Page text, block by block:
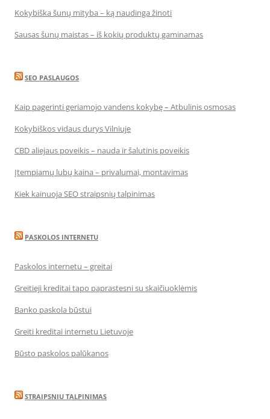
Kokybiška šunų mityba – ką naudinga žinoti
Sausas šunų maistas – iš kokių produktų gaminamas
SEO PASLAUGOS
Kaip pagerinti geriamojo vandens kokybę – Atbulinis osmosas
Kokybiškos vidaus durys Vilniuje
CBD aliejaus poveikis – nauda ir šalutinis poveikis
Įtempiamų lubų kaina – privalumai, montavimas
Kiek kainuoja SEO straipsnių talpinimas
PASKOLOS INTERNETU
Paskolos internetu – greitai
Greitieji kreditai tapo paprastesni su skaičiuoklėmis
Banko paskola būstui
Greiti kreditai internetu Lietuvoje
Būsto paskolos palūkanos
STRAIPSNIU TALPINIMAS